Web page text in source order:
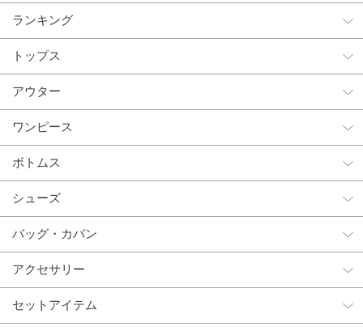
ランキング
トップス
アウター
ワンピース
ボトムス
シューズ
バッグ・カバン
アクセサリー
セットアイテム